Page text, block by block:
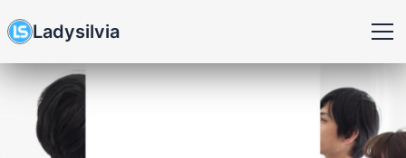
Ladysilvia